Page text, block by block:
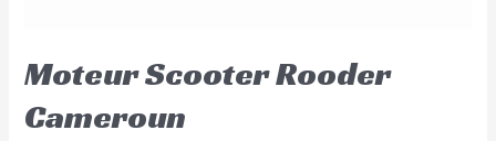
Moteur Scooter Rooder
Cameroun